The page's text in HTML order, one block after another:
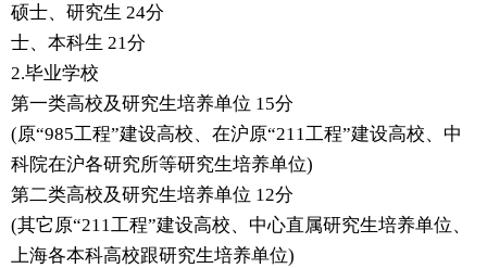
硕士、研究生 24分
士、本科生 21分
2.毕业学校
第一类高校及研究生培养单位 15分
(原“985工程”建设高校、在沪原“211工程”建设高校、中
科院在沪各研究所等研究生培养单位)
第二类高校及研究生培养单位 12分
(其它原“211工程”建设高校、中心直属研究生培养单位、
上海各本科高校跟研究生培养单位)